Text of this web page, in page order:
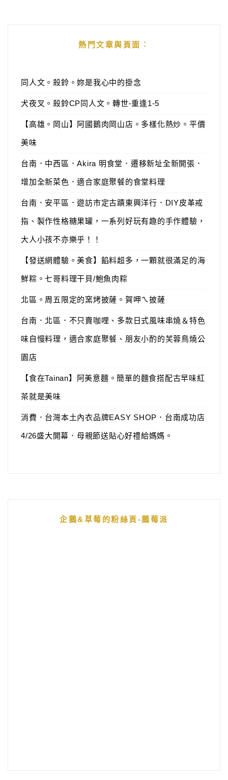
熱門文章與頁面︰
同人文。殺鈴。妳是我心中的掛念
犬夜叉。殺鈴CP同人文。轉世-重逢1-5
【高雄。岡山】阿國鵝肉岡山店。多樣化熱炒。平價
美味
台南．中西區．Akira 明食堂．遷移新址全新開張．
增加全新菜色．適合家庭聚餐的食堂料理
台南．安平區．遊訪市定古蹟東興洋行．DIY皮革戒
指、製作性格糖果罐，一系列好玩有趣的手作體驗，
大人小孩不亦樂乎！！
【發送網體驗。美食】餡料超多，一顆就很滿足的海
鮮粽。七哥料理干貝/鮑魚肉粽
北區。周五限定的窯烤披薩。賀呷ㄟ披薩
台南．北區．不只賣咖哩、多款日式風味串燒＆特色
味自慢料理，適合家庭聚餐、朋友小酌的芙蓉鳥燒公
園店
【食在Tainan】阿美意麵。簡單的麵食搭配古早味紅
茶就是美味
消費．台灣本土內衣品牌EASY SHOP．台南成功店
4/26盛大開幕．母親節送貼心好禮給媽媽。
企鵝&草莓的粉絲頁-鵝莓派